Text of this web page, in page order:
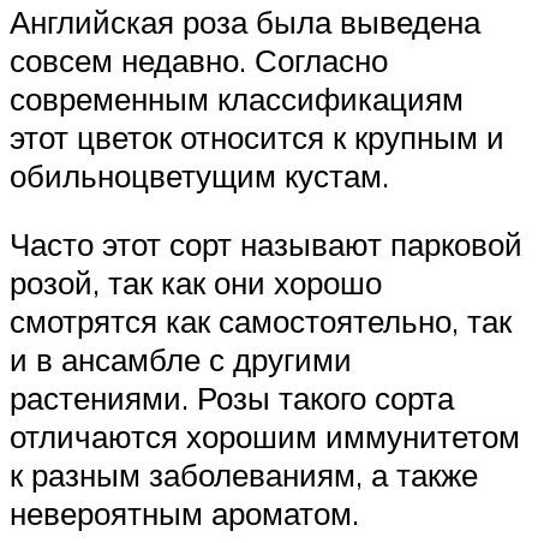
Английская роза была выведена
совсем недавно. Согласно
современным классификациям
этот цветок относится к крупным и
обильноцветущим кустам.
Часто этот сорт называют парковой
розой, так как они хорошо
смотрятся как самостоятельно, так
и в ансамбле с другими
растениями. Розы такого сорта
отличаются хорошим иммунитетом
к разным заболеваниям, а также
невероятным ароматом.